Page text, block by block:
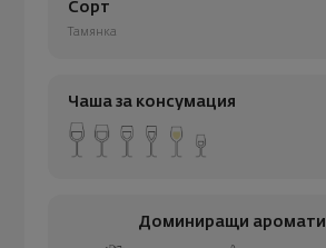
Сорт
Тамянка
Чаша за консумация
Доминиращи аромати